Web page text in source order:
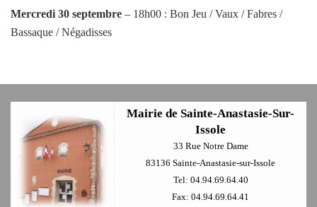
Mercredi 30 septembre – 18h00 : Bon Jeu / Vaux / Fabres /
Bassaque / Négadisses
Mairie de Sainte-Anastasie-Sur-
Issole
33 Rue Notre Dame
83136 Sainte-Anastasie-sur-Issole
Tel: 04.94.69.64.40
Fax: 04.94.69.64.41